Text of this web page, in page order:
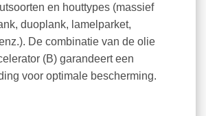
en houttypes (massief
duoplank, lamelparket,
De combinatie van de olie
(B) garandeert een
voor optimale bescherming.